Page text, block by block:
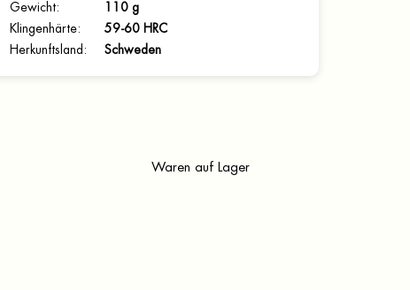
Gewicht:
110 g
Klingenhärte:
59-60 HRC
Herkunftsland : Schweden
Waren auf Lager